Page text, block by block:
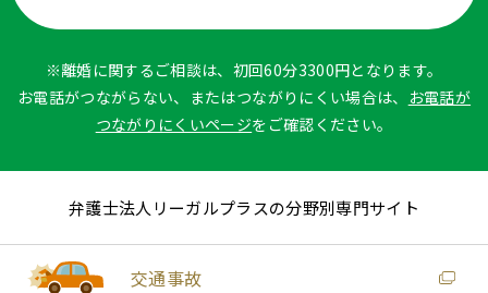
※離婚に関するご相談は、初回60分3300円となります。
お電話がつながらない、またはつながりにくい場合は、 お電話が
つながりにくいページをご確認ください。
弁護士法人リーガルプラスの分野別専門サイト
交通事故